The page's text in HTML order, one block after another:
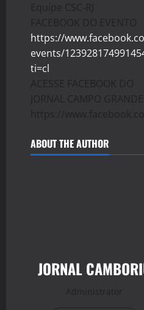
Equipe CSC-RJ
FACEBOOK DO EVENTO
https://
events/
ti=cl
ACESSE FACEBOOK DO
JORNAL CAMPO GRANDE
https://
ABOUT THE AUTHOR
JORNAL
Administrator